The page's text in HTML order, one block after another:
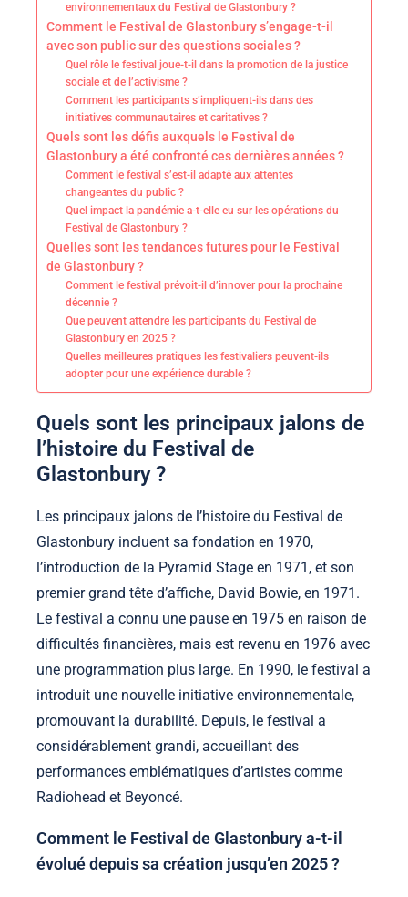
environnementaux du Festival de Glastonbury ?
Comment le Festival de Glastonbury s’engage-t-il
avec son public sur des questions sociales ?
Quel rôle le festival joue-t-il dans la promotion de la justice
sociale et de l’activisme ?
Comment les participants s’impliquent-ils dans des
initiatives communautaires et caritatives ?
Quels sont les défis auxquels le Festival de
Glastonbury a été confronté ces dernières années ?
Comment le festival s’est-il adapté aux attentes
changeantes du public ?
Quel impact la pandémie a-t-elle eu sur les opérations du
Festival de Glastonbury ?
Quelles sont les tendances futures pour le Festival
de Glastonbury ?
Comment le festival prévoit-il d’innover pour la prochaine
décennie ?
Que peuvent attendre les participants du Festival de
Glastonbury en 2025 ?
Quelles meilleures pratiques les festivaliers peuvent-ils
adopter pour une expérience durable ?
Quels sont les principaux jalons de
l’histoire du Festival de
Glastonbury ?
Les principaux jalons de l’histoire du Festival de
Glastonbury incluent sa fondation en 1970,
l’introduction de la Pyramid Stage en 1971, et son
premier grand tête d’affiche, David Bowie, en 1971.
Le festival a connu une pause en 1975 en raison de
difficultés financières, mais est revenu en 1976 avec
une programmation plus large. En 1990, le festival a
introduit une nouvelle initiative environnementale,
promouvant la durabilité. Depuis, le festival a
considérablement grandi, accueillant des
performances emblématiques d’artistes comme
Radiohead et Beyoncé.
Comment le Festival de Glastonbury a-t-il
évolué depuis sa création jusqu’en 2025 ?